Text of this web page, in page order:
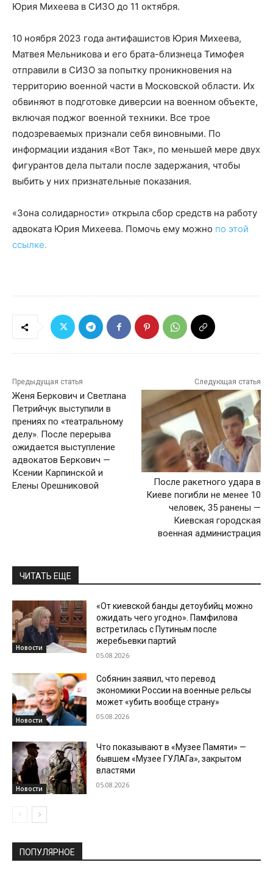
Юрия Михеева в СИЗО до 11 октября.
10 ноября 2023 года антифашистов Юрия Михеева,
Матвея Мельникова и его брата-близнеца Тимофея
отправили в СИЗО за попытку проникновения на
территорию военной части в Московской области. Их
обвиняют в подготовке диверсии на военном объекте,
включая поджог военной техники. Все трое
подозреваемых признали себя виновными. По
информации издания «Вот Так», по меньшей мере двух
фигурантов дела пытали после задержания, чтобы
выбить у них признательные показания.
«Зона солидарности» открыла сбор средств на работу
адвоката Юрия Михеева. Помочь ему можно по этой
ссылке.
Предыдущая статья
Женя Беркович и Светлана
Петрийчук выступили в
прениях по «театральному
делу». После перерыва
ожидается выступление
адвокатов Беркович —
Ксении Карпинской и
Елены Орешниковой
Следующая статья
После ракетного удара в
Киеве погибли не менее 10
человек, 35 ранены —
Киевская городская
военная администрация
ЧИТАТЬ ЕЩЕ
Новости
«От киевской банды детоубийц можно
ожидать чего угодно». Памфилова
встретилась с Путиным после
жеребьевки партий
05.08.2026
Новости
Собянин заявил, что перевод
экономики России на военные рельсы
может «убить вообще страну»
05.08.2026
Новости
Что показывают в «Музее Памяти» —
бывшем «Музее ГУЛАГа», закрытом
властями
05.08.2026
ПОПУЛЯРНОЕ